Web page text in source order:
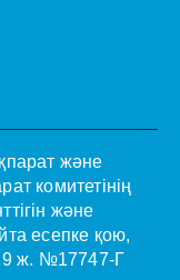
және
комитетінің
және
есепке қою,
ж. №17747-Г